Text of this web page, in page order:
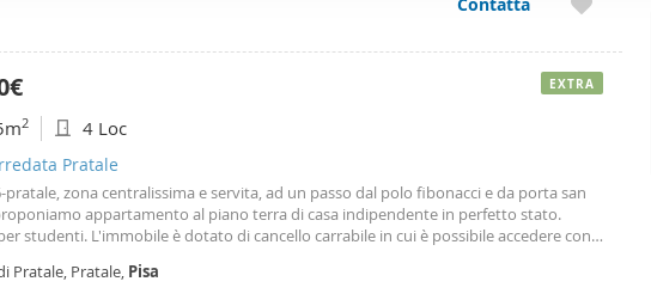
Condividiamo inoltre informazioni sul modo in cui utilizza il nostro sito
di analisi dei dati web, pubblicità e social media, i quali potrebbero
che ha fornito loro o che hanno raccolto dal suo utilizzo dei loro
2 4 Loc
Pratale
pratale, zona centralissima e servita, ad un passo dal polo fibonacci e da porta san
appartamento al piano terra di casa indipendente in perfetto stato.
studenti. L'immobile è dotato di cancello carrabile in cui è possibile accedere con
ben tenuta e curata: porta
Pratale, Pratale, Pisa
EXTRA